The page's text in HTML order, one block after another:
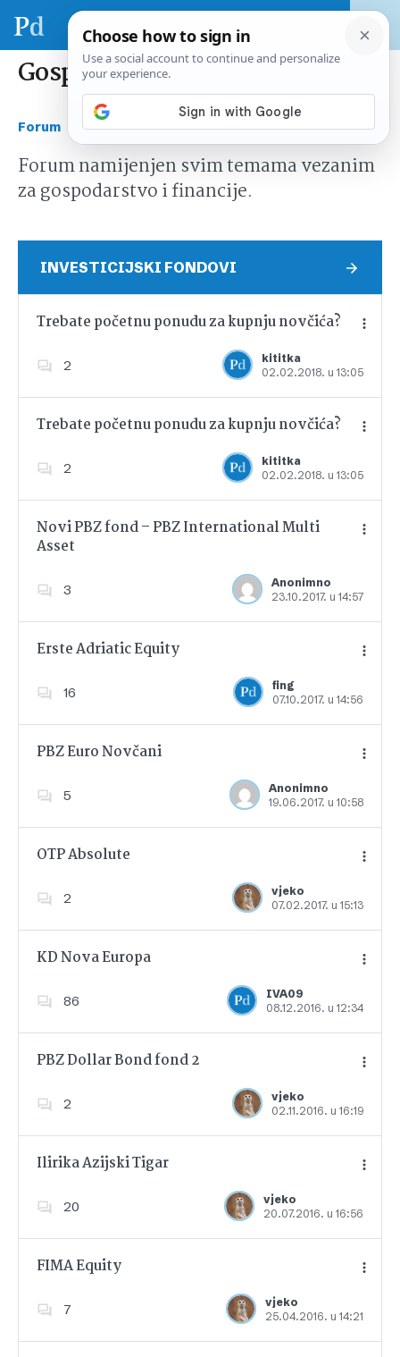
Gospodarstvo i financije
Forum Gospodarstvo i financije
Forum namijenjen svim temama vezanim
za gospodarstvo i financije.
INVESTICIJSKI FONDOVI
Trebate početnu ponudu za kupnju novčića?
2
kititka
02.02.2018. u 13:05
Dodajte u favorite
Trebate početnu ponudu za kupnju novčića?
2
kititka
02.02.2018. u 13:05
Dodajte u favorite
Novi PBZ fond – PBZ International Multi
Asset
3
Anonimno
23.10.2017. u 14:57
Dodajte u favorite
Erste Adriatic Equity
16
fing
07.10.2017. u 14:56
Dodajte u favorite
PBZ Euro Novčani
5
Anonimno
19.06.2017. u 10:58
Dodajte u favorite
OTP Absolute
2
vjeko
07.02.2017. u 15:13
Dodajte u favorite
KD Nova Europa
86
IVA09
08.12.2016. u 12:34
Dodajte u favorite
PBZ Dollar Bond fond 2
2
vjeko
02.11.2016. u 16:19
Dodajte u favorite
Ilirika Azijski Tigar
20
vjeko
20.07.2016. u 16:56
Dodajte u favorite
FIMA Equity
7
vjeko
25.04.2016. u 14:21
Dodajte u favorite